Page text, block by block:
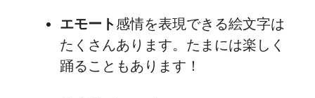
エモート 感情を表現できる絵文字は
たくさんあります。たまには楽しく
踊ることもあります！